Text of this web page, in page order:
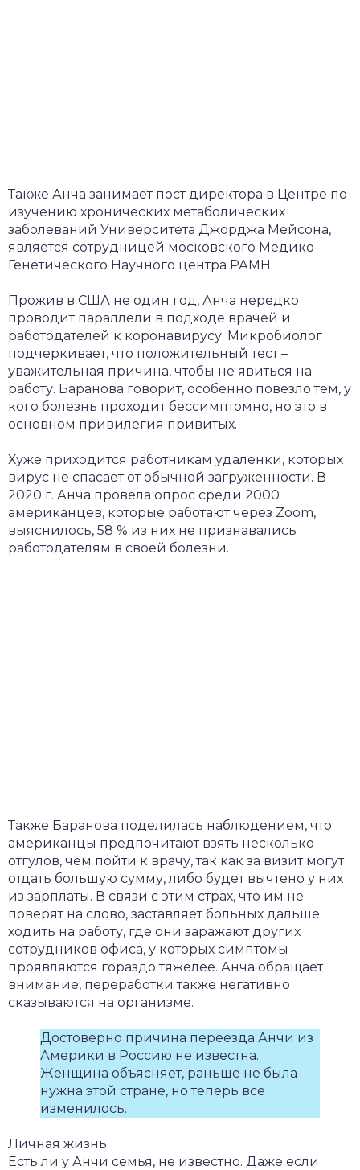
Также Анча занимает пост директора в Центре по
изучению хронических метаболических
заболеваний Университета Джорджа Мейсона,
является сотрудницей московского Медико-
Генетического Научного центра РАМН.
Прожив в США не один год, Анча нередко
проводит параллели в подходе врачей и
работодателей к коронавирусу. Микробиолог
подчеркивает, что положительный тест –
уважительная причина, чтобы не явиться на
работу. Баранова говорит, особенно повезло тем, у
кого болезнь проходит бессимптомно, но это в
основном привилегия привитых.
Хуже приходится работникам удаленки, которых
вирус не спасает от обычной загруженности. В
2020 г. Анча провела опрос среди 2000
американцев, которые работают через Zoom,
выяснилось, 58 % из них не признавались
работодателям в своей болезни.
Также Баранова поделилась наблюдением, что
американцы предпочитают взять несколько
отгулов, чем пойти к врачу, так как за визит могут
отдать большую сумму, либо будет вычтено у них
из зарплаты. В связи с этим страх, что им не
поверят на слово, заставляет больных дальше
ходить на работу, где они заражают других
сотрудников офиса, у которых симптомы
проявляются гораздо тяжелее. Анча обращает
внимание, переработки также негативно
сказываются на организме.
Достоверно причина переезда Анчи из
Америки в Россию не известна.
Женщина объясняет, раньше не была
нужна этой стране, но теперь все
изменилось.
Личная жизнь
Есть ли у Анчи семья, не известно. Даже если